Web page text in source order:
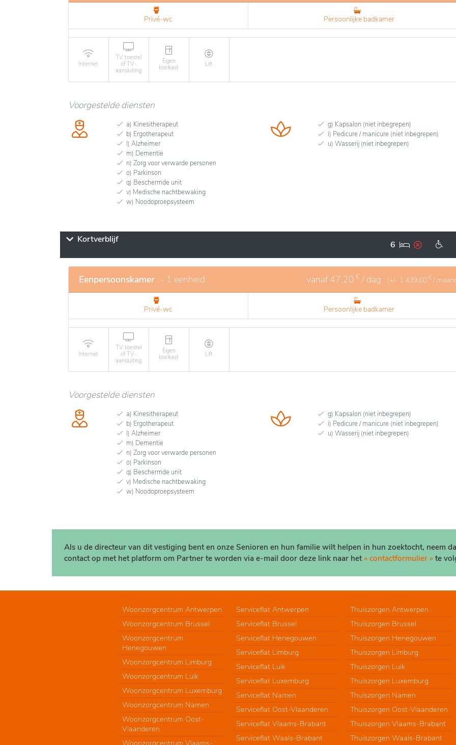
Privé-wc Persoonlijke badkamer
Internet
TV toestel
of TV-
aansluiting
Eigen
koelkast
Lift
Voorgestelde diensten
a) Kinesitherapeut
b) Ergotherapeut
l) Alzheimer
m) Dementie
n) Zorg voor verwarde personen
o) Parkinson
q) Beschermde unit
v) Medische nachtbewaking
w) Noodoproepsysteem
g) Kapsalon (niet inbegrepen)
i) Pedicure / manicure (niet inbegrepen)
u) Wasserij (niet inbegrepen)
Kortverblijf 6
Eenpersoonskamer - 1 eenheid vanaf47,20 € / dag (+/- 1.439,60 € /
Privé-wc Persoonlijke badkamer
Internet
TV toestel
of TV-
aansluiting
Eigen
koelkast
Lift
Voorgestelde diensten
a) Kinesitherapeut
b) Ergotherapeut
l) Alzheimer
m) Dementie
n) Zorg voor verwarde personen
o) Parkinson
q) Beschermde unit
v) Medische nachtbewaking
w) Noodoproepsysteem
g) Kapsalon (niet inbegrepen)
i) Pedicure / manicure (niet inbegrepen)
u) Wasserij (niet inbegrepen)
Als u de directeur van dit vestiging bent en onze Senioren en hun familie wilt helpen in hun zoektocht, neem
contact op met het platform om Partner te worden via e-mail door deze link naar het « contactformulier » te
Woonzorgcentrum Antwerpen
Woonzorgcentrum Brussel
Woonzorgcentrum
Henegouwen
Woonzorgcentrum Limburg
Woonzorgcentrum Luik
Woonzorgcentrum Luxemburg
Woonzorgcentrum Namen
Woonzorgcentrum Oost-
Vlaanderen
Woonzorgcentrum Vlaams-
Serviceflat Antwerpen
Serviceflat Brussel
Serviceflat Henegouwen
Serviceflat Limburg
Serviceflat Luik
Serviceflat Luxemburg
Serviceflat Namen
Serviceflat Oost-Vlaanderen
Serviceflat Vlaams-Brabant
Serviceflat Waals-Brabant
Thuiszorgen Antwerpen
Thuiszorgen Brussel
Thuiszorgen Henegouwen
Thuiszorgen Limburg
Thuiszorgen Luik
Thuiszorgen Luxemburg
Thuiszorgen Namen
Thuiszorgen Oost-Vlaanderen
Thuiszorgen Vlaams-Brabant
Thuiszorgen Waals-Brabant